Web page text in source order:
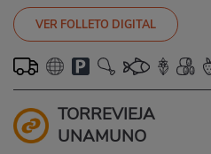
VER FOLLETO DIGITAL
TORREVIEJA
UNAMUNO